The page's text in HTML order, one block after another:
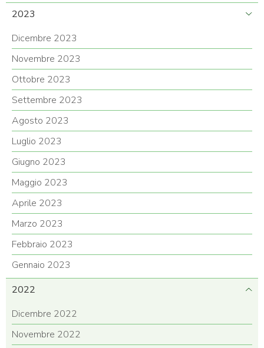
2023
Dicembre 2023
Novembre 2023
Ottobre 2023
Settembre 2023
Agosto 2023
Luglio 2023
Giugno 2023
Maggio 2023
Aprile 2023
Marzo 2023
Febbraio 2023
Gennaio 2023
2022
Dicembre 2022
Novembre 2022